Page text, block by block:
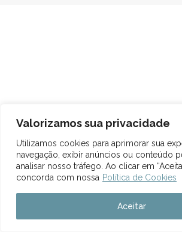
Valorizamos sua privacidade
Utilizamos cookies para aprimorar sua
navegação, exibir anúncios ou conteúdo
analisar nosso tráfego. Ao clicar em
concorda com nossa Política de Cookies
Aceitar